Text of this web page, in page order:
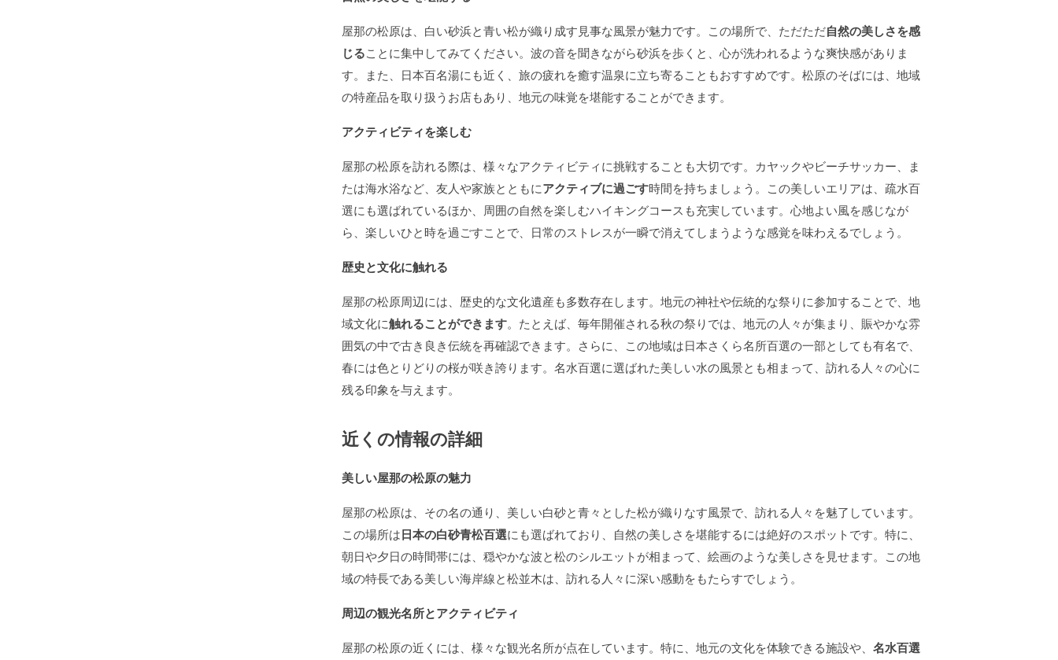
屋那の松原は、白い砂浜と青い松が織り成す見事な風景が魅力です。この場所で、ただただ自然の美しさを感
じることに集中してみてください。波の音を聞きながら砂浜を歩くと、心が洗われるような爽快感がありま
す。また、日本百名湯にも近く、旅の疲れを癒す温泉に立ち寄ることもおすすめです。松原のそばには、地域
の特産品を取り扱うお店もあり、地元の味覚を堪能することができます。
アクティビティを楽しむ
屋那の松原を訪れる際は、様々なアクティビティに挑戦することも大切です。カヤックやビーチサッカー、ま
たは海水浴など、友人や家族とともにアクティブに過ごす時間を持ちましょう。この美しいエリアは、疏水百
選にも選ばれているほか、周囲の自然を楽しむハイキングコースも充実しています。心地よい風を感じなが
ら、楽しいひと時を過ごすことで、日常のストレスが一瞬で消えてしまうような感覚を味わえるでしょう。
歴史と文化に触れる
屋那の松原周辺には、歴史的な文化遺産も多数存在します。地元の神社や伝統的な祭りに参加することで、地
域文化に触れることができます。たとえば、毎年開催される秋の祭りでは、地元の人々が集まり、賑やかな雰
囲気の中で古き良き伝統を再確認できます。さらに、この地域は日本さくら名所百選の一部としても有名で、
春には色とりどりの桜が咲き誇ります。名水百選に選ばれた美しい水の風景とも相まって、訪れる人々の心に
残る印象を与えます。
近くの情報の詳細
美しい屋那の松原の魅力
屋那の松原は、その名の通り、美しい白砂と青々とした松が織りなす風景で、訪れる人々を魅了しています。
この場所は日本の白砂青松百選にも選ばれており、自然の美しさを堪能するには絶好のスポットです。特に、
朝日や夕日の時間帯には、穏やかな波と松のシルエットが相まって、絵画のような美しさを見せます。この地
域の特長である美しい海岸線と松並木は、訪れる人々に深い感動をもたらすでしょう。
周辺の観光名所とアクティビティ
屋那の松原の近くには、様々な観光名所が点在しています。特に、地元の文化を体験できる施設や、 名水百選